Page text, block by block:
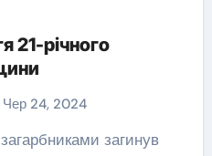
21-річного
Чер 24, 2024